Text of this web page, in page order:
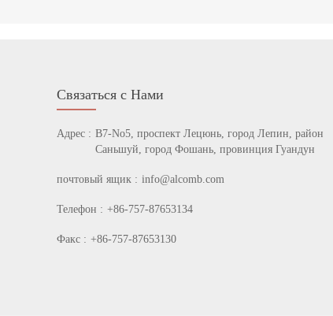
Связаться с Нами
Адрес : B7-No5, проспект Лецюнь, город Лепин, район
Саньшуй, город Фошань, провинция Гуандун
почтовый ящик : info@alcomb.com
Телефон : +86-757-87653134
Факс : +86-757-87653130